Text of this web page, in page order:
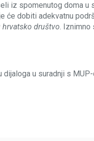
iz spomenutog doma u
će dobiti adekvatnu
društvo. Iznimno
dijaloga u suradnji s MUP-